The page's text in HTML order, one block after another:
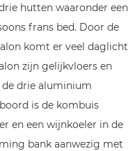
hutten waaronder een
frans bed. Door de
komt er veel daglicht
zijn gelijkvloers en
drie aluminium
is de kombuis
en een wijnkoeler in de
bank aanwezig met